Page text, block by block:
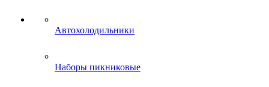
Автохолодильники
Наборы пикниковые